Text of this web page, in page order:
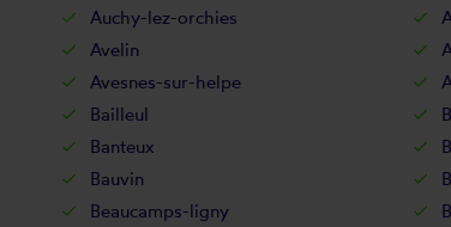
Auchy-lez-orchies
Avelin
Avesnes-sur-helpe
Bailleul
Banteux
Bauvin
Beaucamps-ligny